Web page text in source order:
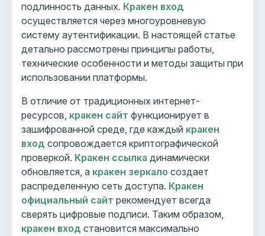
подлинность данных. Кракен вход
осуществляется через многоуровневую
систему аутентификации. В настоящей статье
детально рассмотрены принципы работы,
технические особенности и методы защиты при
использовании платформы.
В отличие от традиционных интернет-
ресурсов, кракен сайт функционирует в
зашифрованной среде, где каждый кракен
вход сопровождается криптографической
проверкой. Кракен ссылка динамически
обновляется, а кракен зеркало создает
распределенную сеть доступа. Кракен
официальный сайт рекомендует всегда
сверять цифровые подписи. Таким образом,
кракен вход становится максимально